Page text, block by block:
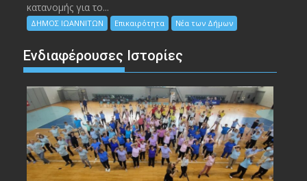
κατανομής για το...
ΔΗΜΟΣ ΙΩΑΝΝΙΤΩΝ Επικαιρότητα Νέα των Δήμων
Ενδιαφέρουσες Ιστορίες